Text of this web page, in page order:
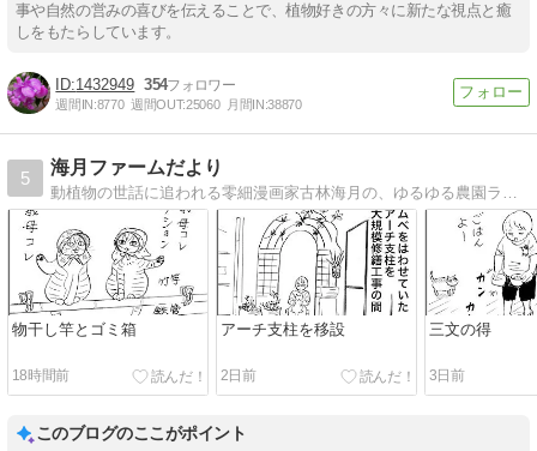
事や自然の営みの喜びを伝えることで、植物好きの方々に新たな視点と癒
しをもたらしています。
1432949 354
週間IN:8770 週間OUT:25060 月間IN:38870
5
海月ファームだより
物干し竿とゴミ箱
18時間前
アーチ支柱を移設
2日前
三文の得
3日前
このブログのここがポイント